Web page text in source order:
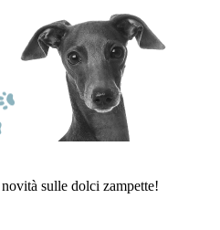
sulle dolci zampette!